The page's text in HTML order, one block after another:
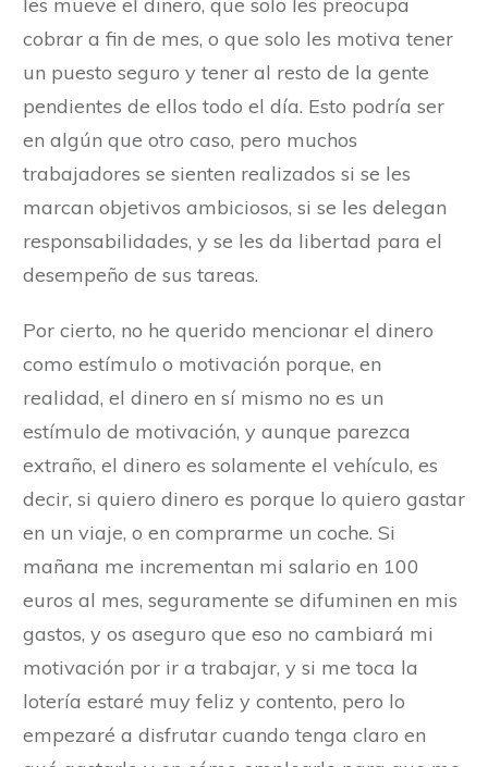
cobrar a fin de mes, o que solo les motiva tener
un puesto seguro y tener al resto de la gente
pendientes de ellos todo el día. Esto podría ser
en algún que otro caso, pero muchos
trabajadores se sienten realizados si se les
marcan objetivos ambiciosos, si se les delegan
responsabilidades, y se les da libertad para el
desempeño de sus tareas.
Por cierto, no he querido mencionar el dinero
como estímulo o motivación porque, en
realidad, el dinero en sí mismo no es un
estímulo de motivación, y aunque parezca
extraño, el dinero es solamente el vehículo, es
decir, si quiero dinero es porque lo quiero gastar
en un viaje, o en comprarme un coche. Si
mañana me incrementan mi salario en 100
euros al mes, seguramente se difuminen en mis
gastos, y os aseguro que eso no cambiará mi
motivación por ir a trabajar, y si me toca la
lotería estaré muy feliz y contento, pero lo
empezaré a disfrutar cuando tenga claro en